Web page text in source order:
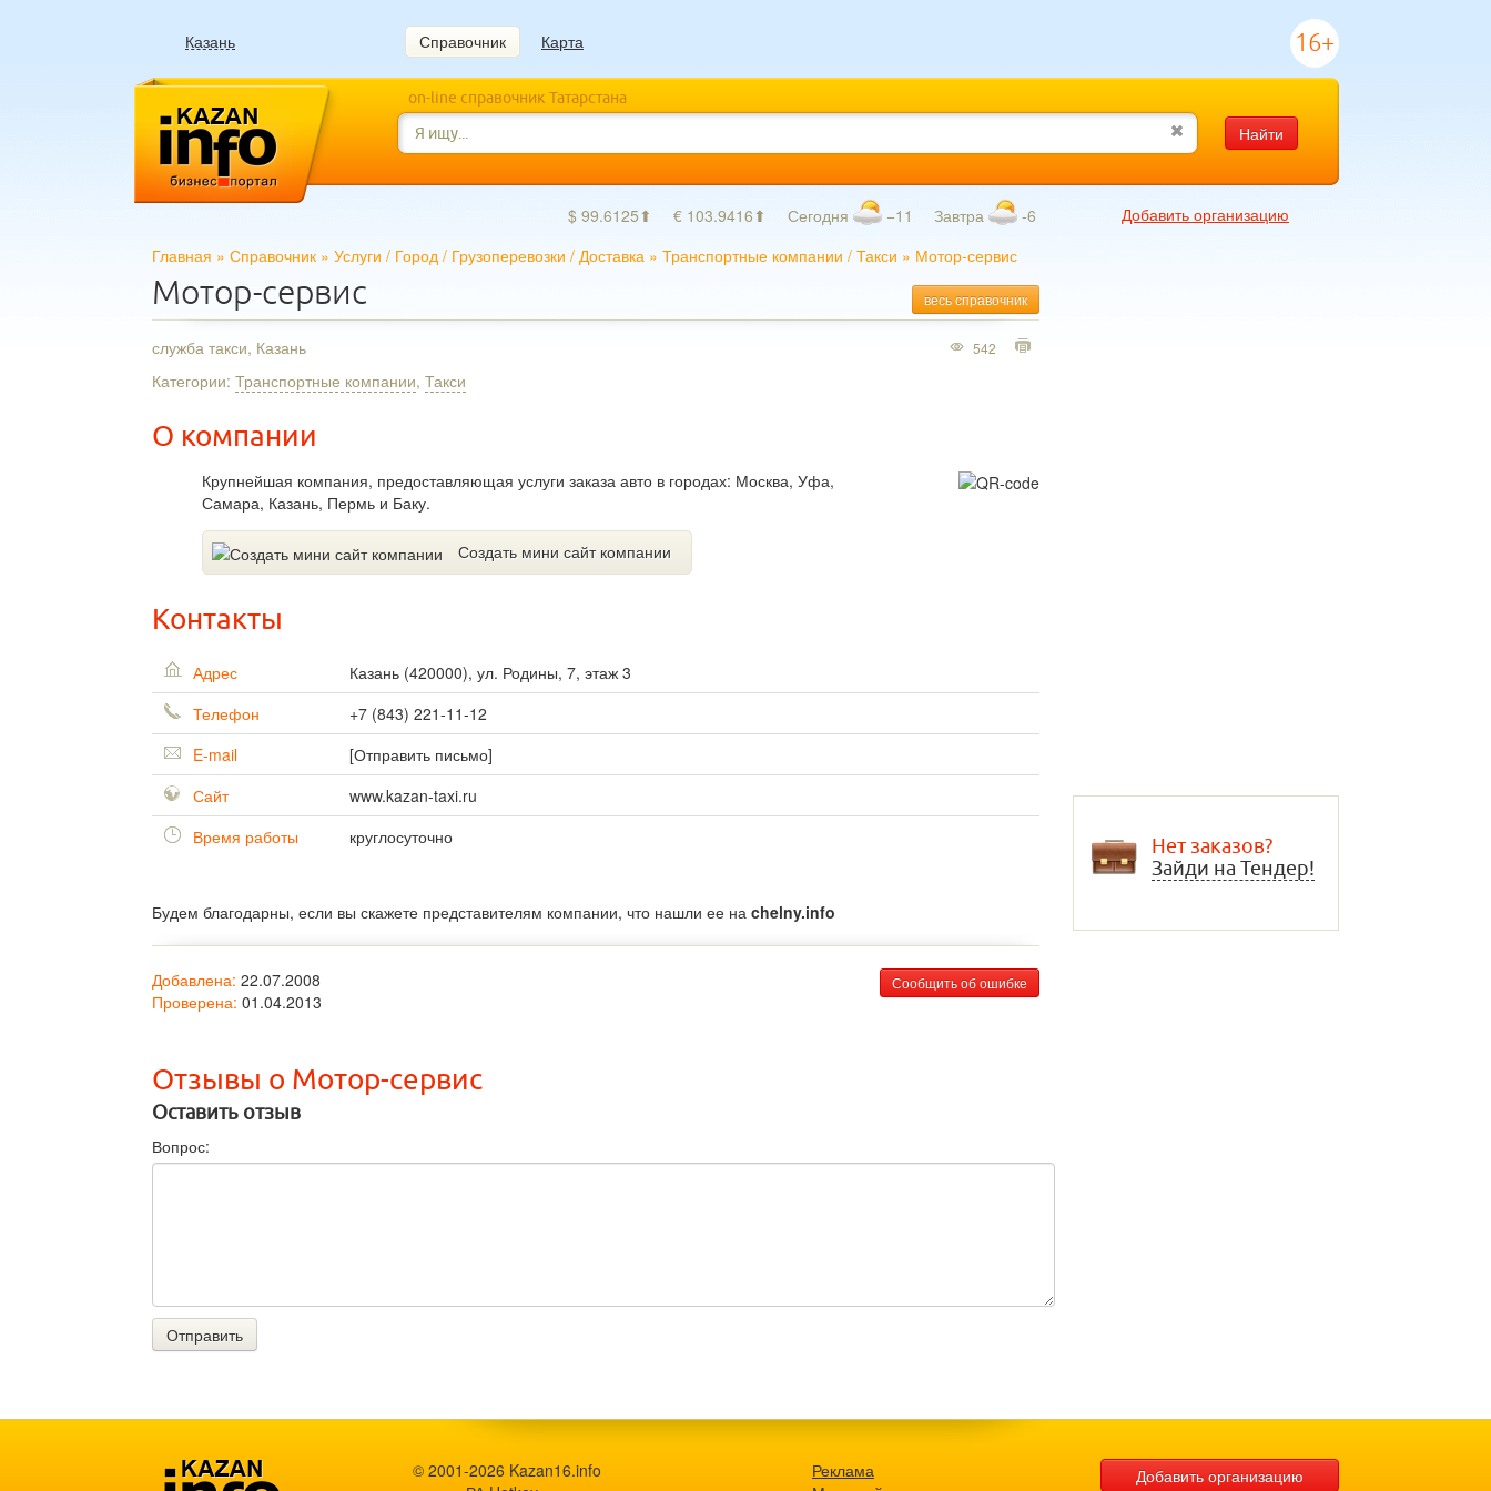
Казань Справочник Карта 16+
on-line справочник Татарстана
Найти
$ 99.6125⬆ € 103.9416⬆ Сегодня −11 Завтра -6
Добавить организацию
Главная » Справочник » Услуги / Город / Грузоперевозки / Доставка » Транспортные компании / Такси » Мотор-сервис
весь справочник
Мотор-сервис
служба такси, Казань
Категории: Транспортные компании, Такси
О компании
Крупнейшая компания, предоставляющая услуги заказа авто в городах: Москва, Уфа,
Самара, Казань, Пермь и Баку.
Создать мини сайт компании
542
Контакты
Адрес Казань (420000), ул. Родины, 7, этаж 3
Телефон
+7 (843) 221-11-12
E-mail
[Отправить письмо]
Сайт
www.kazan-taxi.ru
Время работы
круглосуточно
Будем благодарны, если вы скажете представителям компании, что нашли ее на chelny.info
Сообщить об ошибке
Добавлена: 22.07.2008
Проверена: 01.04.2013
Отзывы о Мотор-сервис
Оставить отзыв
Вопрос:
Отправить
Нет заказов?
Зайди на Тендер!
© 2001-2026 Kazan16.info
Реклама
Добавить организацию